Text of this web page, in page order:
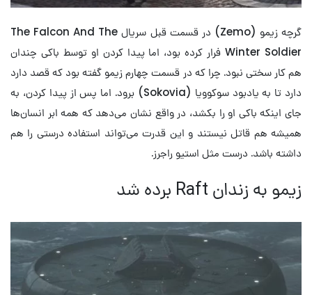
گرچه زیمو (Zemo) در قسمت قبل سریال The Falcon And The
Winter Soldier فرار کرده بود، اما پیدا کردن او توسط باکی چندان
هم کار سختی نبود. چرا که در قسمت چهارم زیمو گفته بود که قصد دارد
دارد تا به یادبود سوکوویا (Sokovia) برود. اما پس از پیدا کردن، به
جای اینکه باکی او را بکشد، در واقع نشان می‌دهد که همه ابر انسان‌‌‌ها
همیشه هم قاتل نیستند و این قدرت می‌تواند استفاده درستی را هم
داشته باشد. درست مثل استیو راجرز.
زیمو به زندان Raft برده شد